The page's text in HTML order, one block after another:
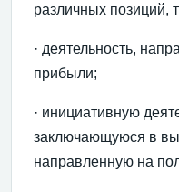
различных позиций,
· деятельность,
прибыли;
· инициативную
заключающуюся в
направленную на